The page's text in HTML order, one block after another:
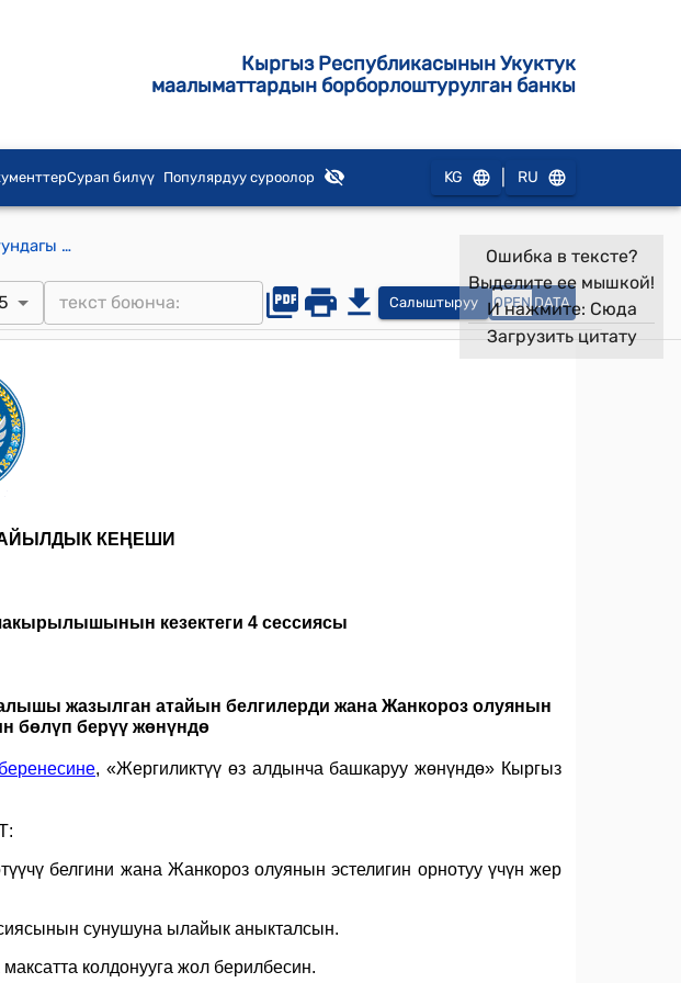
Кыргыз Республикасынын Укуктук
маалыматтардын борборлоштурулган банкы
Сурап билүү Популярдуу суроолор KG RU
Беш-Таш айыл аймагынын айылдык кеңешинин 2025-жылдын 27-августундагы № 34 "Жанкороз олуя айылынын кире беришине «Жанкороз олуя» айылынын аталышы жазылган атайын белгилерди жана Жанкороз олуянын эстелигин орнотуу үчүн жер тилкесин бөлүп берүү жөнүндө" токтому
Салыштыруу OPEN DATA
Ошибка в тексте?
Выделите ее мышкой!
И нажмите: Сюда
Загрузить цитату